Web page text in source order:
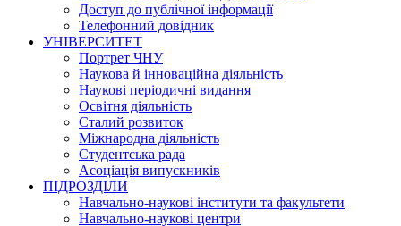
Доступ до публічної інформації
Телефонний довідник
УНІВЕРСИТЕТ
Портрет ЧНУ
Наукова й інноваційна діяльність
Наукові періодичні видання
Освітня діяльність
Сталий розвиток
Міжнародна діяльність
Студентська рада
Асоціація випускників
ПІДРОЗДІЛИ
Навчально-наукові інститути та факультети
Навчально-наукові центри